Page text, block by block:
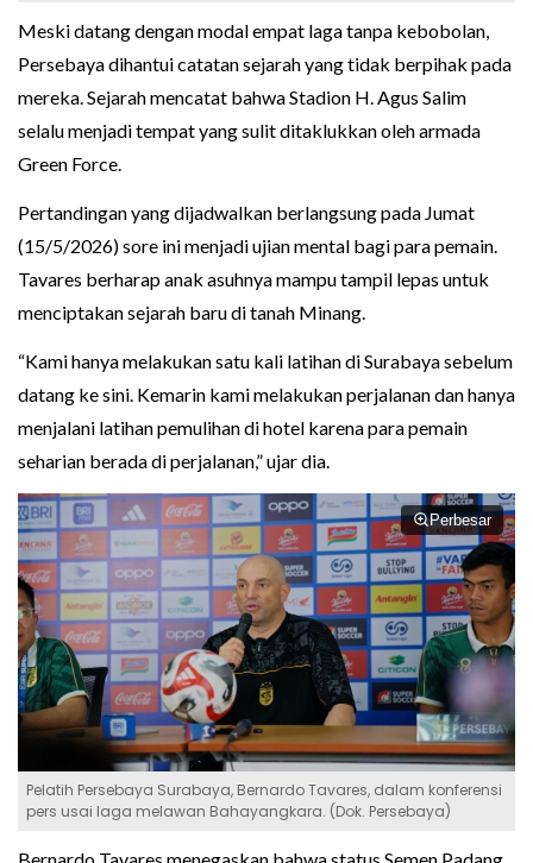
Meski datang dengan modal empat laga tanpa kebobolan,
Persebaya dihantui catatan sejarah yang tidak berpihak pada
mereka. Sejarah mencatat bahwa Stadion H. Agus Salim
selalu menjadi tempat yang sulit ditaklukkan oleh armada
Green Force.
Pertandingan yang dijadwalkan berlangsung pada Jumat
(15/5/2026) sore ini menjadi ujian mental bagi para pemain.
Tavares berharap anak asuhnya mampu tampil lepas untuk
menciptakan sejarah baru di tanah Minang.
“Kami hanya melakukan satu kali latihan di Surabaya sebelum
datang ke sini. Kemarin kami melakukan perjalanan dan hanya
menjalani latihan pemulihan di hotel karena para pemain
seharian berada di perjalanan,” ujar dia.
Perbesar
Pelatih Persebaya Surabaya, Bernardo Tavares, dalam konferensi
pers usai laga melawan Bahayangkara. (Dok. Persebaya)